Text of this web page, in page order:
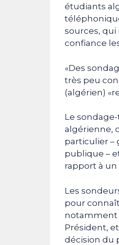
étudiants
sources,
confiance
«Des
très peu
(algérien)
Le
algérienne,
particulier –
publique –
rapport à un
Les
pour
notamment
Président,
décision du